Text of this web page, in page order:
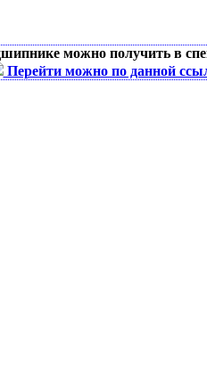
можно получить в
Перейти можно по данной